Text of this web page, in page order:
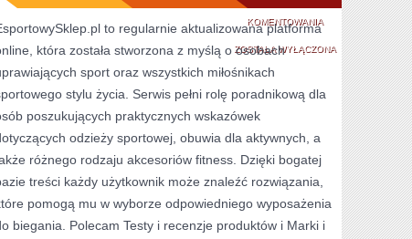
KOMENTOWANIAPORADNIKI
ZAKUPOWE
ZOSTAŁA WYŁĄCZONA
to regularnie aktualizowana platforma
która została stworzona z myślą o osobach
sport oraz wszystkich miłośnikach
stylu życia. Serwis pełni rolę poradnikową dla
poszukujących praktycznych wskazówek
odzieży sportowej, obuwia dla aktywnych, a
różnego rodzaju akcesoriów fitness. Dzięki bogatej
treści każdy użytkownik może znaleźć rozwiązania,
pomogą mu w wyborze odpowiedniego wyposażenia
biegania. Polecam Testy i recenzje produktów i Marki i